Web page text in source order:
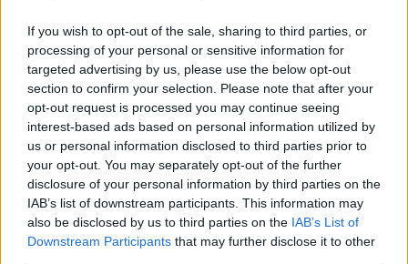
If you wish to opt-out of the sale, sharing to third parties, or
processing of your personal or sensitive information for
targeted advertising by us, please use the below opt-out
section to confirm your selection. Please note that after your
opt-out request is processed you may continue seeing
interest-based ads based on personal information utilized by
us or personal information disclosed to third parties prior to
your opt-out. You may separately opt-out of the further
disclosure of your personal information by third parties on the
IAB’s list of downstream participants. This information may
also be disclosed by us to third parties on the IAB’s List of
Downstream Participants that may further disclose it to other
Quo vadis, uniós költségvetés?
MKT admin•2025. július 31.
Mostanság teszi közzé az Európai Bizottság az EU
2028-2034-es költségvetési javaslatát, amellyel
kapcsolatban rengeteg kérdés fogalmazódik meg a
témával foglalkozó szakemberek részéről. Vajon